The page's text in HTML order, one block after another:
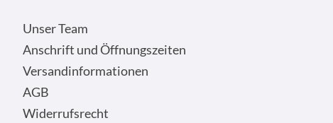
Unser Team
Anschrift und Öffnungszeiten
Versandinformationen
AGB
Widerrufsrecht